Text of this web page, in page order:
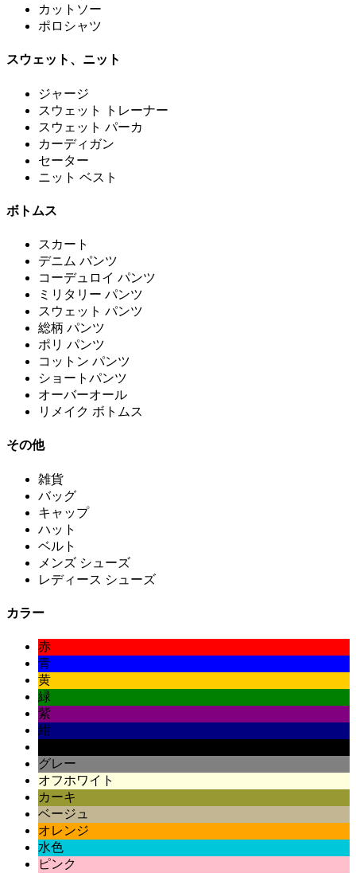
カットソー
ポロシャツ
スウェット、ニット
ジャージ
スウェット トレーナー
スウェット パーカ
カーディガン
セーター
ニット ベスト
ボトムス
スカート
デニム パンツ
コーデュロイ パンツ
ミリタリー パンツ
スウェット パンツ
総柄 パンツ
ポリ パンツ
コットン パンツ
ショートパンツ
オーバーオール
リメイク ボトムス
その他
雑貨
バッグ
キャップ
ハット
ベルト
メンズ シューズ
レディース シューズ
カラー
赤
青
黄
緑
紫
紺
グレー
オフホワイト
カーキ
ベージュ
オレンジ
水色
ピンク